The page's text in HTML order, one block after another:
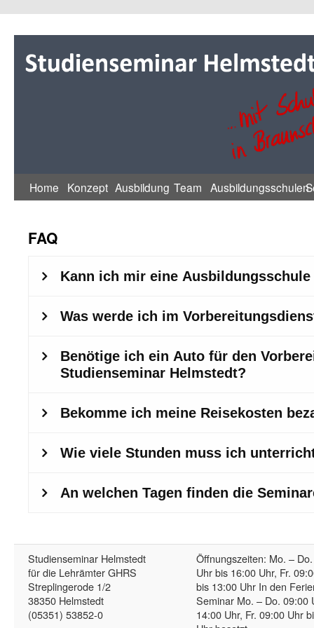
Home Konzept Ausbildung Team Ausbildungsschulen
FAQ
Studienseminar Helmstedt
für die Lehrämter GHRS
Streplingerode 1/2
38350 Helmstedt
(05351) 53852-0
Öffnungszeiten: Mo. –
Uhr bis 16:00 Uhr, Fr.
bis 13:00 Uhr In den
Seminar Mo. – Do. 09:00
14:00 Uhr, Fr. 09:00 Uhr